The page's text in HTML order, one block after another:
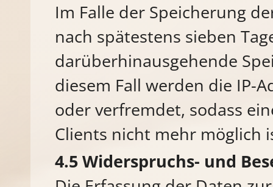
Im Falle der Speicherung
nach spätestens sieben
darüberhinausgehende
diesem Fall werden die IP-
oder verfremdet, sodass
Clients nicht mehr möglich
Widerspruchs- und